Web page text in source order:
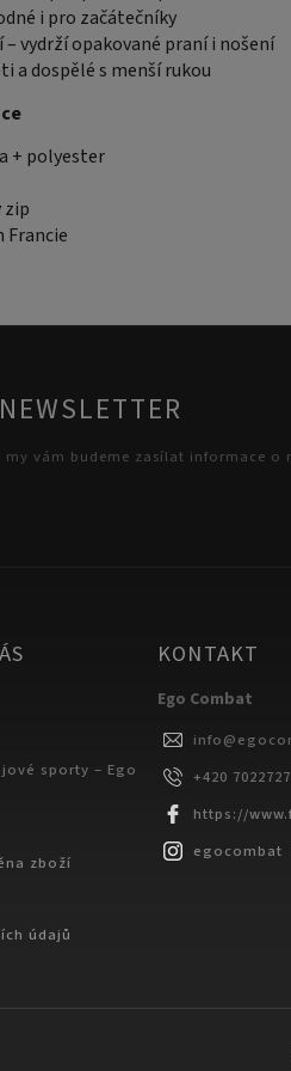
i pro začátečníky
vydrží opakované praní i nošení
a dospělé s menší rukou
+ polyester
zip
Francie
vám budeme zasílat informace o
sporty – Ego
zboží
údajů
KONTAKT
Ego Combat
info@
+420
https://
egocombat